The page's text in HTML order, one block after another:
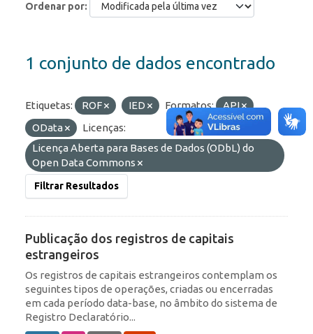
Ordenar por
1 conjunto de dados encontrado
Etiquetas: ROF IED Formatos:
API
OData
Licenças:
Licença Aberta para Bases de Dados (ODbL) do
Open Data Commons
Filtrar Resultados
Publicação dos registros de capitais
estrangeiros
Os registros de capitais estrangeiros contemplam os
seguintes tipos de operações, criadas ou encerradas
em cada período data-base, no âmbito do sistema de
Registro Declaratório...